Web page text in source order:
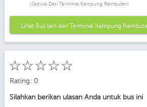
(Jadwal Dari Terminal Kampung Rambutan)
Lihat Bus lain dari Terminal Kampung
☆
☆
☆
☆
☆
Rating: 0
Silahkan berikan ulasan Anda untuk bus ini